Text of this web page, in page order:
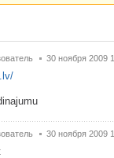
30 ноября 2009
30 ноября 2009